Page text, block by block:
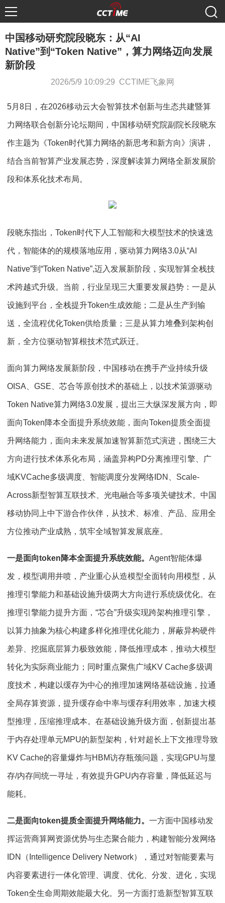
中国移动研究院段晓东：从“AI
Native”到“Token Native”，算力网络迈向发展
新阶段
2026/5/9 10:09:29 CCTIME飞象网
5月8日，在2026移动云大会智算技术创新与生态共建暨算
力网络联合创新分论坛期间，中国移动研究院副院长段晓东
作主题为《Token时代算力网络的新思考和新方向》演讲，
结合当前智算产业发展态势，深度解读算力网络全新发展阶
段和体系化技术布局。
段晓东指出，Token时代下人工智能和大模型技术的快速迭
代，智能体的的规模落地应用，驱动算力网络3.0从“AI
Native”到“Token Native”,迈入发展新阶段，实现智算全栈技
术跨越式升级。当前，行业呈现三大重要发展趋势：一是从
设施到平台，全栈提升Token生成效能；二是从生产到输
送，全流程优化Token供给质量；三是从算力堆叠到架构创
新，全方位驱动智算根技术范式跃迁。
面向算力网络发展新阶段，中国移动在携手产业持续升级
OISA、GSE、芯合等原创技术的基础上，以技术策源驱动
Token Native算力网络3.0发展，提出三大纵深发展方向，即
面向Token降本全面提升系统效能，面向Token提质全面提
升网络能力，面向未来发展加速智算新范式演进，围绕三大
方向进行技术体系化布局，涵盖异构PD分离推理引擎、广
域KVCache多级调度、智能调度分发网络IDN、Scale-
Across新型智算互联技术、光电融合等多项关键技术。中国
移动协同上中下游合作伙伴，从技术、标准、产品、应用全
方位推动产业成熟，筑牢全域智算发展底座。
一是面向token降本全面提升系统效能。 Agent智能体爆
发，模型调用井喷，产业重心从造模型全面转向用模型，从
推理引擎能力和基础设施升级两大方向进行系统级优化。在
推理引擎能力提升方面，“芯合”升级实现跨架构推理引擎，
以算力抽象为核心构建多样化推理优化能力，屏蔽异构硬件
差异、挖掘底层算力极致效能，降低推理成本，推动大模型
转化为实际商业能力；同时重点聚焦广域KV Cache多级调
度技术，构建以缓存为中心的推理加速网络基础设施，拉通
全局存算资源，提升缓存命中率与缓存利用效率，加速大模
型推理，压缩推理成本。在基础设施升级方面，创新提出基
于内存处理单元MPU的新型架构，针对超长上下文推理导致
KV Cache的容量爆炸与HBM访存瓶颈问题，实现GPU与显
存/内存间统一寻址，有效提升GPU内存容量，降低延迟与
能耗。
二是面向token提质全面提升网络能力。 一方面中国移动发
挥运营商算网资源优势与生态聚合能力，构建智能分发网络
IDN（Intelligence Delivery Network），通过对智能要素与
内容要素进行一体化管理、调度、优化、分发、进化，实现
Token全生命周期效能最大化。另一方面打造新型智算互联